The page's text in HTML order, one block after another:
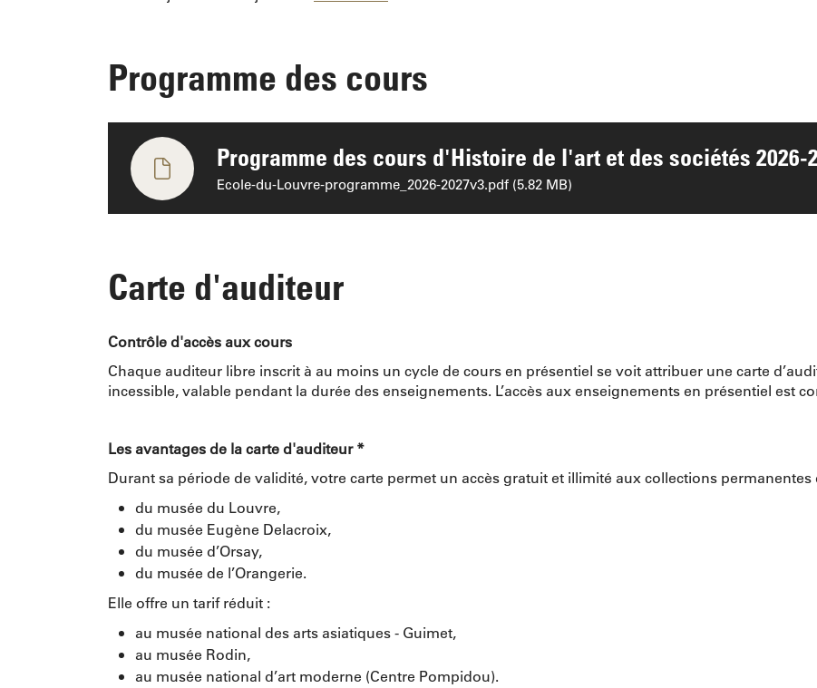
Programme des cours
Programme des cours d'Histoire de l'art et des sociétés 2026-
Ecole-du-Louvre-programme_2026-2027v3.pdf (5.82 MB)
Carte d'auditeur
Contrôle d'accès aux cours
Chaque auditeur libre inscrit à au moins un cycle de cours en présentiel se voit attribuer une carte
incessible, valable pendant la durée des enseignements. L’accès aux enseignements en présentiel est
Les avantages de la carte d'auditeur *
Durant sa période de validité, votre carte permet un accès gratuit et illimité aux collections
du musée du Louvre,
du musée Eugène Delacroix,
du musée d’Orsay,
du musée de l’Orangerie.
Elle offre un tarif réduit :
au musée national des arts asiatiques - Guimet,
au musée Rodin,
au musée national d’art moderne (Centre Pompidou).